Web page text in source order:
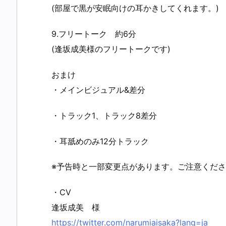
(部屋で黒が安眠向けの耳かきしてくれます。)
9.フリートーク 約6分
(逢坂成美様のフリートークです)
おまけ
・メインビジュアル&差分
・トラック1、トラック8差分
・耳舐めのみ12分トラック
※予告時と一部変更点があります。ご注意くだ
・CV
逢坂成美 様
https://twitter.com/narumiaisaka?lang=ja